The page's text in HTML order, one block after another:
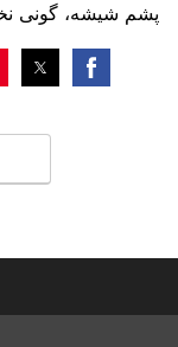
پشم شیشه، گونی